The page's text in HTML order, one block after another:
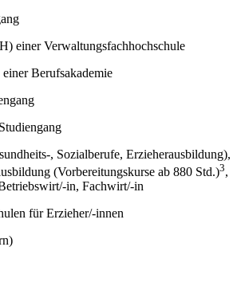
einer Verwaltungsfachhochschule
Berufsakademie
, Sozialberufe, Erzieherausbildung),
(Vorbereitungskurse ab 880 Std.)3,
in, Fachwirt/-in
für Erzieher/-innen